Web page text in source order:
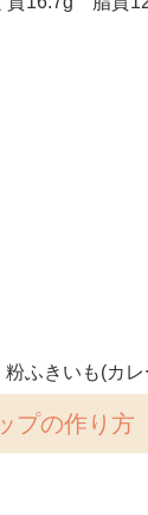
ふきいも(カレ
プの作り方